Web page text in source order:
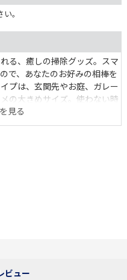
。
る、癒しの掃除グッズ。スマ
で、あなたのお好みの相棒を
プは、玄関先やお庭、ガレー
の大きめサイズ。使わない時
ビュー